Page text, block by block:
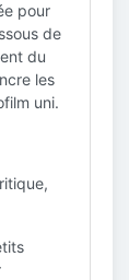
pour
de
du
les
uni.